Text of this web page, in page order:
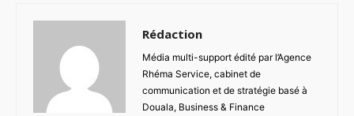
Rédaction
Média multi-support édité par l’Agence
Rhéma Service, cabinet de
communication et de stratégie basé à
Douala, Business & Finance